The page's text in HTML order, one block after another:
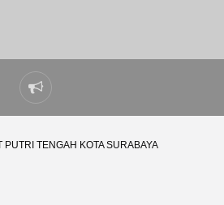
Laporkan
masalah
PUTRI TENGAH KOTA SURABAYA